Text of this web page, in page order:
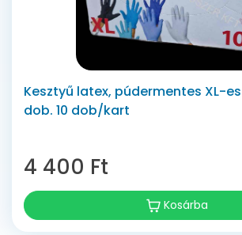
Kesztyű latex, púdermentes XL-
dob. 10 dob/kart
4 400 Ft
Kosárba